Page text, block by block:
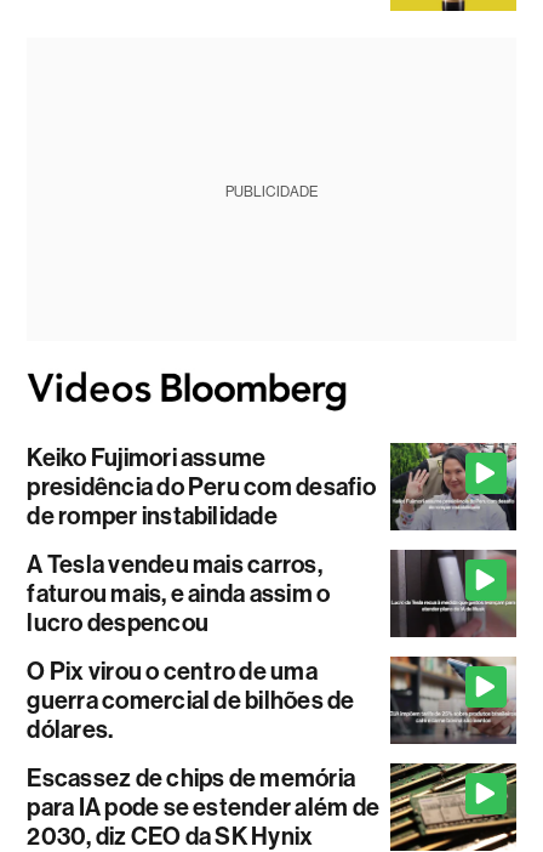
PUBLICIDADE
Keiko Fujimori assume
presidência do Peru com desafio
de romper instabilidade
A Tesla vendeu mais carros,
faturou mais, e ainda assim o
lucro despencou
O Pix virou o centro de uma
guerra comercial de bilhões de
dólares.
Escassez de chips de memória
para IA pode se estender além de
2030, diz CEO da SK Hynix